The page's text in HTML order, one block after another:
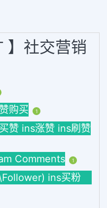
】社交营销
购买 1
赞 ins涨赞 ins刷赞
Comments 1
ins买粉